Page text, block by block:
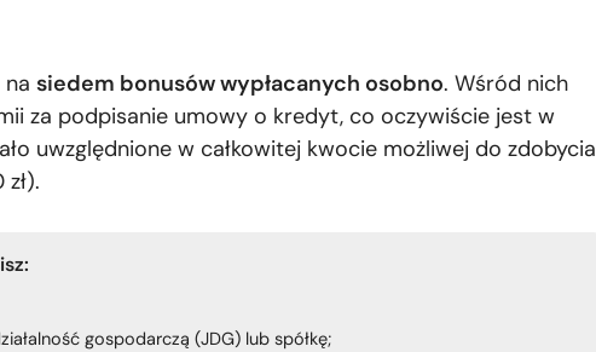
siedem bonusów wypłacanych osobno. Wśród nich
za podpisanie umowy o kredyt, co oczywiście jest w
uwzględnione w całkowitej kwocie możliwej do zdobycia
gospodarczą (JDG) lub spółkę;